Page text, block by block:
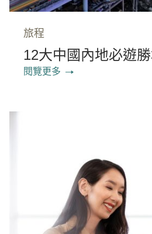
旅程
12大中國內地必遊
閱覽更多